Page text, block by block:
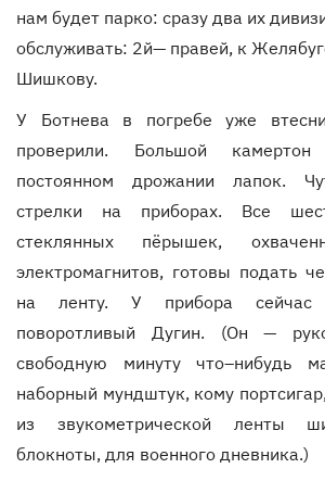
нам будет парко: сразу два их
обслуживать: 2й— правей, к
Шишкову.
У Ботнева в погребе уже
проверили. Большой
постоянном дрожании лапок.
стрелки на приборах. Все
стеклянных пёрышек,
электромагнитов, готовы подать
на ленту. У прибора
поворотливый Дугин. (Он —
свободную минуту что–нибудь
наборный мундштук, кому
из звукометрической ленты
блокноты, для военного дневника.)